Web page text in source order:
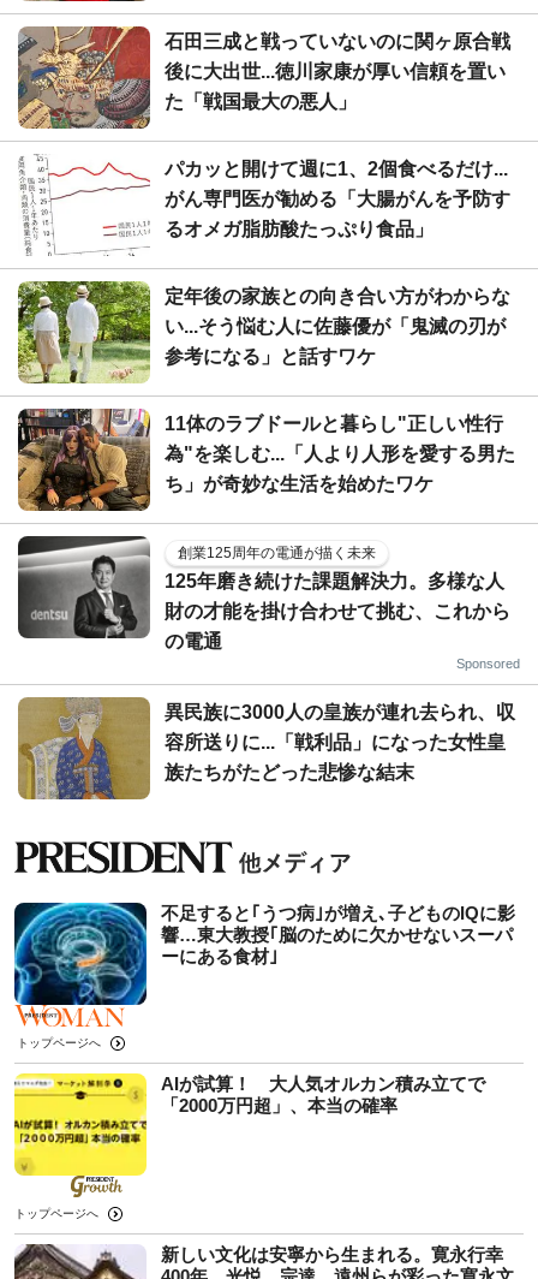
石田三成と戦っていないのに関ヶ原合戦
後に大出世...徳川家康が厚い信頼を置い
た「戦国最大の悪人」
パカッと開けて週に1、2個食べるだけ...
がん専門医が勧める「大腸がんを予防す
るオメガ脂肪酸たっぷり食品」
定年後の家族との向き合い方がわからな
い...そう悩む人に佐藤優が「鬼滅の刃が
参考になる」と話すワケ
11体のラブドールと暮らし"正しい性行
為"を楽しむ...「人より人形を愛する男た
ち」が奇妙な生活を始めたワケ
創業125周年の電通が描く未来
125年磨き続けた課題解決力。多様な人
財の才能を掛け合わせて挑む、これから
の電通
Sponsored
異民族に3000人の皇族が連れ去られ、収
容所送りに...「戦利品」になった女性皇
族たちがたどった悲惨な結末
不足すると｢うつ病｣が増え､子どものIQに影
響…東大教授｢脳のために欠かせないスーパ
ーにある食材｣
トップページへ
AIが試算！ 大人気オルカン積み立てで
「2000万円超」、本当の確率
トップページへ
新しい文化は安寧から生まれる。寛永行幸